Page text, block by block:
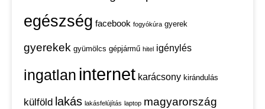
egészség facebook fogyókúra gyerek
gyerekek gyümölcs gépjármű hitel igénylés
ingatlan internet karácsony kirándulás
külföld lakás lakásfelújítás laptop magyarország